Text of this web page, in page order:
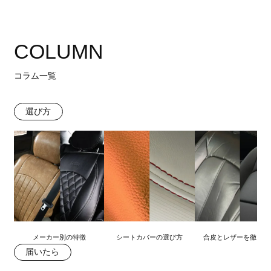
COLUMN
コラム一覧
選び方
メーカー別の特徴 シートカバーの選び方 合皮とレザーを徹底比
届いたら